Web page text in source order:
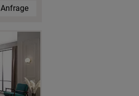
Anfrage